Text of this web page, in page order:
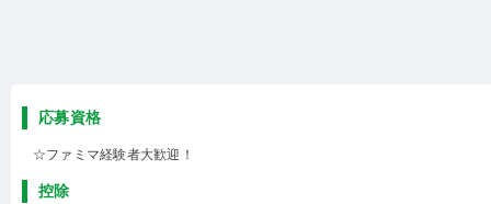
応募資格
☆ファミマ経験者大歓迎！
控除